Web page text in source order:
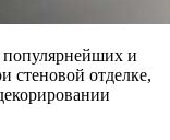
и
стеновой отделке,